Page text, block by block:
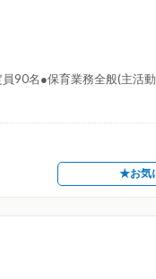
90名●保育業務全般(主活動
★お気